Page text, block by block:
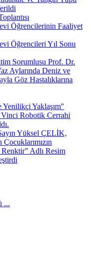
Öğrencilerinin Faaliyet
Öğrencileri Yıl Sonu
Sorumlusu Prof. Dr.
Aylarında Deniz ve
Göz Hastalıklarına
Yaklaşım"
Robotik Cerrahi
Yüksel ÇELİK,
Adlı Resim
...